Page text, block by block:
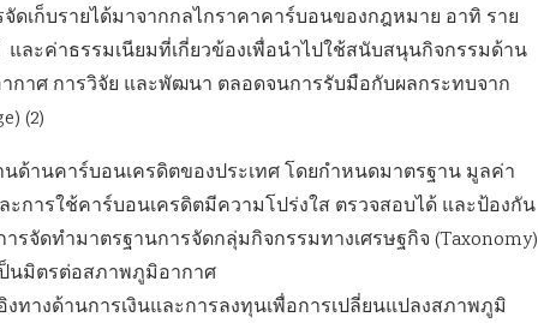
ดเก็บรายได้มาจากกลไกราคาคาร์บอนของกฎหมาย อาทิ ราย
และค่าธรรมเนียมที่เกี่ยวข้องเพื่อนำไปใช้สนับสนุนกิจกรรมด้าน
กาศ การวิจัย และพัฒนา ตลอดจนการรับมือกับผลกระทบจาก
(2)
ด้านคาร์บอนเครดิตของประเทศ โดยกำหนดมาตรฐาน มูลค่า
การใช้คาร์บอนเครดิตมีความโปร่งใส ตรวจสอบได้ และป้องกัน
รจัดทำมาตรฐานการจัดกลุ่มกิจกรรมทางเศรษฐกิจ (Taxonomy)
นมิตรต่อสภาพภูมิอากาศ
ทางด้านการเงินและการลงทุนเพื่อการเปลี่ยนแปลงสภาพภูมิ